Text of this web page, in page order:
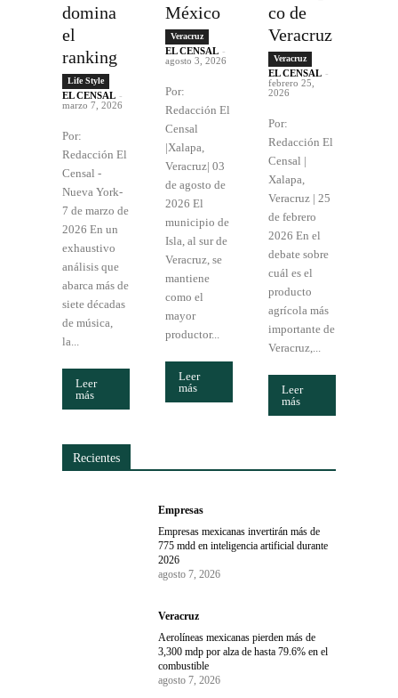
domina
el
ranking
Life Style
EL CENSAL -
marzo 7, 2026
Por:
Redacción El
Censal -
Nueva York-
7 de marzo de
2026 En un
exhaustivo
análisis que
abarca más de
siete décadas
de música,
la...
Leer
más
México
Veracruz
EL CENSAL -
agosto 3, 2026
Por:
Redacción El
Censal
|Xalapa,
Veracruz| 03
de agosto de
2026 El
municipio de
Isla, al sur de
Veracruz, se
mantiene
como el
mayor
productor...
Leer
más
co de
Veracruz
Veracruz
EL CENSAL -
febrero 25,
2026
Por:
Redacción El
Censal |
Xalapa,
Veracruz | 25
de febrero
2026 En el
debate sobre
cuál es el
producto
agrícola más
importante de
Veracruz,...
Leer
más
Recientes
Empresas
Empresas mexicanas invertirán más de
775 mdd en inteligencia artificial durante
2026
agosto 7, 2026
Veracruz
Aerolíneas mexicanas pierden más de
3,300 mdp por alza de hasta 79.6% en el
combustible
agosto 7, 2026